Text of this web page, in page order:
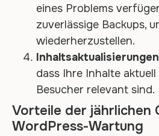
eines Problems
zuverlässige Backups,
wiederherzustellen.
Inhaltsaktualisierungen
dass Ihre Inhalte
Besucher relevant sind.
Vorteile der jährlichen
WordPress-Wartung